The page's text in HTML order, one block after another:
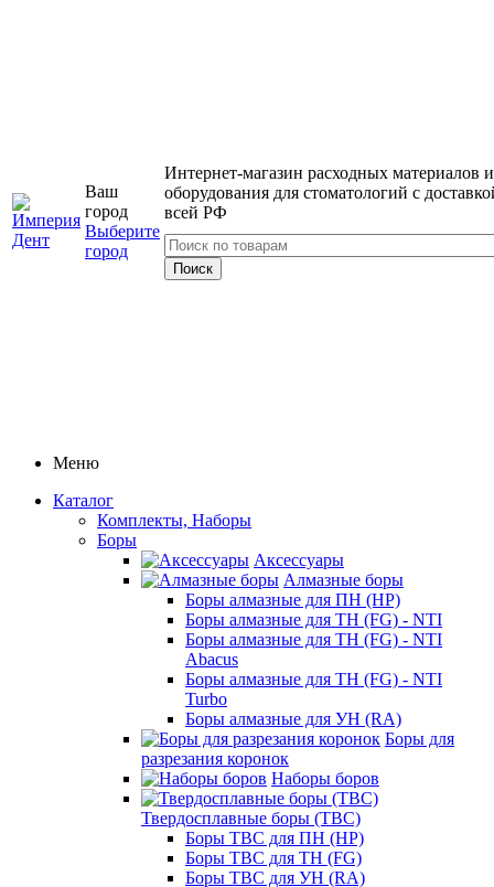
Ваш
город
Выберите
город
Интернет-магазин расходных материалов и
оборудования для стоматологий с
всей РФ
Меню
Каталог
Комплекты, Наборы
Боры
Аксессуары
Алмазные боры
Боры алмазные для ПН (HP)
Боры алмазные для ТН (FG) - NTI
Боры алмазные для ТН (FG) - NTI
Abacus
Боры алмазные для ТН (FG) - NTI
Turbo
Боры алмазные для УН (RA)
Боры для
разрезания коронок
Наборы боров
Твердосплавные боры (ТВС)
Боры ТВС для ПН (HP)
Боры ТВС для ТН (FG)
Боры ТВС для УН (RA)